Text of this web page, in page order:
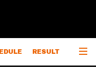
RESULT